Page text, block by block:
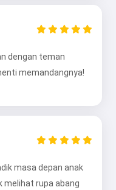
dengan teman
memandangnya!
masa depan anak
melihat rupa abang